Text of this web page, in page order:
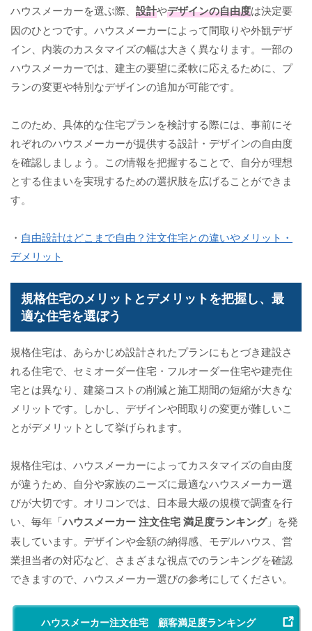
ハウスメーカーを選ぶ際、 設計やデザインの自由度は決定要
因のひとつです。ハウスメーカーによって間取りや外観デザ
イン、内装のカスタマイズの幅は大きく異なります。一部の
ハウスメーカーでは、建主の要望に柔軟に応えるために、プ
ランの変更や特別なデザインの追加が可能です。
このため、具体的な住宅プランを検討する際には、事前にそ
れぞれのハウスメーカーが提供する設計・デザインの自由度
を確認しましょう。この情報を把握することで、自分が理想
とする住まいを実現するための選択肢を広げることができま
す。
・ 自由設計はどこまで自由？注文住宅との違いやメリット・
デメリット
規格住宅のメリットとデメリットを把握し、最
適な住宅を選ぼう
規格住宅は、あらかじめ設計されたプランにもとづき建設さ
れる住宅で、セミオーダー住宅・フルオーダー住宅や建売住
宅とは異なり、建築コストの削減と施工期間の短縮が大きな
メリットです。しかし、デザインや間取りの変更が難しいこ
とがデメリットとして挙げられます。
規格住宅は、ハウスメーカーによってカスタマイズの自由度
が違うため、自分や家族のニーズに最適なハウスメーカー選
びが大切です。オリコンでは、日本最大級の規模で調査を行
い、毎年「ハウスメーカー 注文住宅 満足度ランキング」を発
表しています。デザインや金額の納得感、モデルハウス、営
業担当者の対応など、さまざまな視点でのランキングを確認
できますので、ハウスメーカー選びの参考にしてください。
ハウスメーカー注文住宅 顧客満足度ランキング